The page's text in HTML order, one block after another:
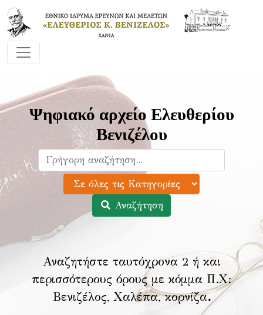
Ψηφιακό αρχείο Ελευθερίου
Βενιζέλου
Αναζήτηση
Αναζητήστε ταυτόχρονα 2 ή και
περισσότερους όρους με κόμμα Π.Χ:
Βενιζέλος, Χαλέπα, κορνίζα.